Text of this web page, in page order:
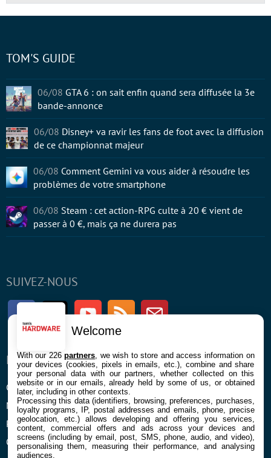
SUIVEZ-NOUS
FacebookTwitter Youtube RSS Newsletter
ENTREPRISE
Confidentialité et Cookies
Mentions légales et CGU
Préférences Cookies
Qui sommes nous
À PROPOS
Contact
TOM'S GUIDE
06/08 GTA 6 : on sait enfin quand sera diffusée la 3e
bande-annonce
06/08 Disney+ va ravir les fans de foot avec la diffusion
de ce championnat majeur
06/08 Comment Gemini va vous aider à résoudre les
problèmes de votre smartphone
06/08 Steam : cet action-RPG culte à 20 € vient de
passer à 0 €, mais ça ne durera pas
Welcome
With our 226partners , we wish to store and access information on
your devices (cookies, pixels in emails, etc.), combine and share
your personal data with our partners, whether collected on this
website or in our emails, already held by some of us, or obtained
later, including in other contexts.
Processing this data (identifiers, browsing, preferences, purchases,
loyalty programs, IP, postal addresses and emails, phone, precise
geolocation, etc.) allows developing and offering you services,
content, commercial offers and ads across your devices and
screens (including by email, post, SMS, phone, audio, and video),
personalising them, measuring their performance, and analysing
audiences.